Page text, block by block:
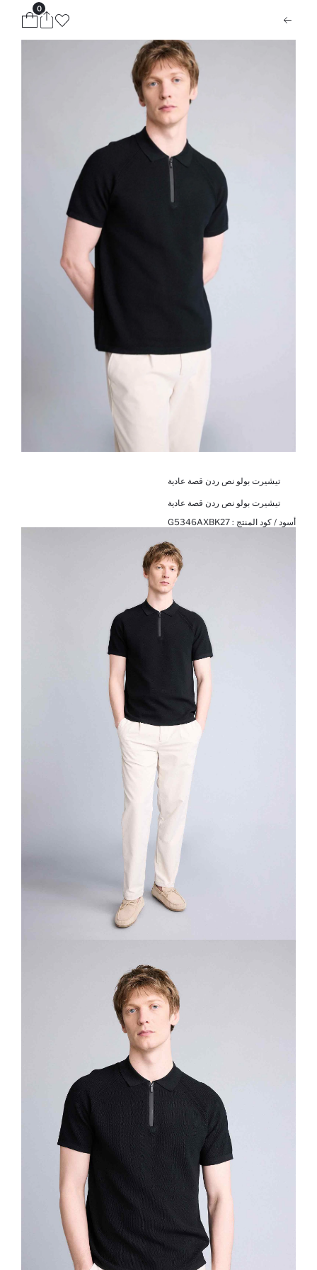
0
تيشيرت بولو نص ردن قصة عادية
تيشيرت بولو نص ردن قصة عادية
أسود / كود المنتج : G5346AXBK27